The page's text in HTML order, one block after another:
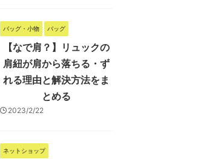
バッグ・小物 バッグ
【なで肩？】リュックの
肩紐が肩から落ちる・ず
れる理由と解決方法をま
とめる
2023/2/22
ネットショップ